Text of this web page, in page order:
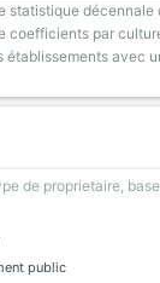
statistique
par
établissements avec
de proprietaire,
public